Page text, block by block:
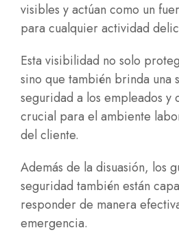
visibles y actúan como un
para cualquier actividad
Esta visibilidad no solo
sino que también brinda una
seguridad a los empleados y
crucial para el ambiente
del cliente.
Además de la disuasión, los
seguridad también están
responder de manera
emergencia.